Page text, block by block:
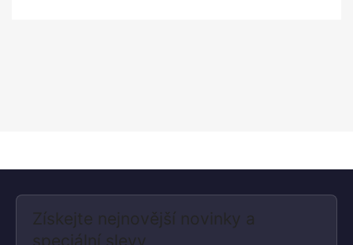
Získejte nejnovější novinky a
speciální slevy